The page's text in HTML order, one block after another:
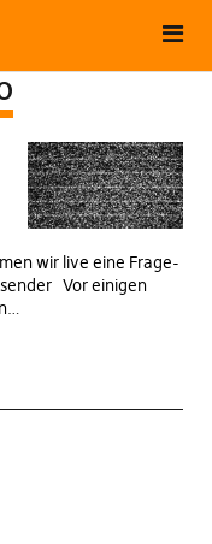
wir live eine Frage-
Vor einigen